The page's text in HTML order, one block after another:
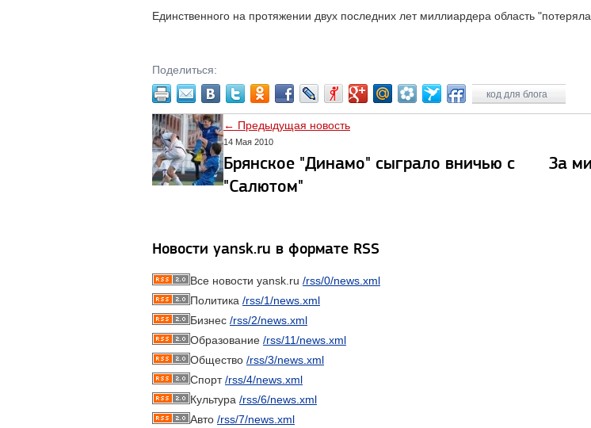
Единственного на протяжении двух последних лет миллиардера область
Поделиться:
код для блога
← Предыдущая новость
14 Мая 2010
Брянское "Динамо" сыграло вничью с
"Салютом"
За
Новости yansk.ru в формате RSS
Все новости yansk.ru /rss/0/news.xml
Политика /rss/1/news.xml
Бизнес /rss/2/news.xml
Образование /rss/11/news.xml
Общество /rss/3/news.xml
Спорт/rss/4/news.xml
Культура /rss/6/news.xml
Авто /rss/7/news.xml